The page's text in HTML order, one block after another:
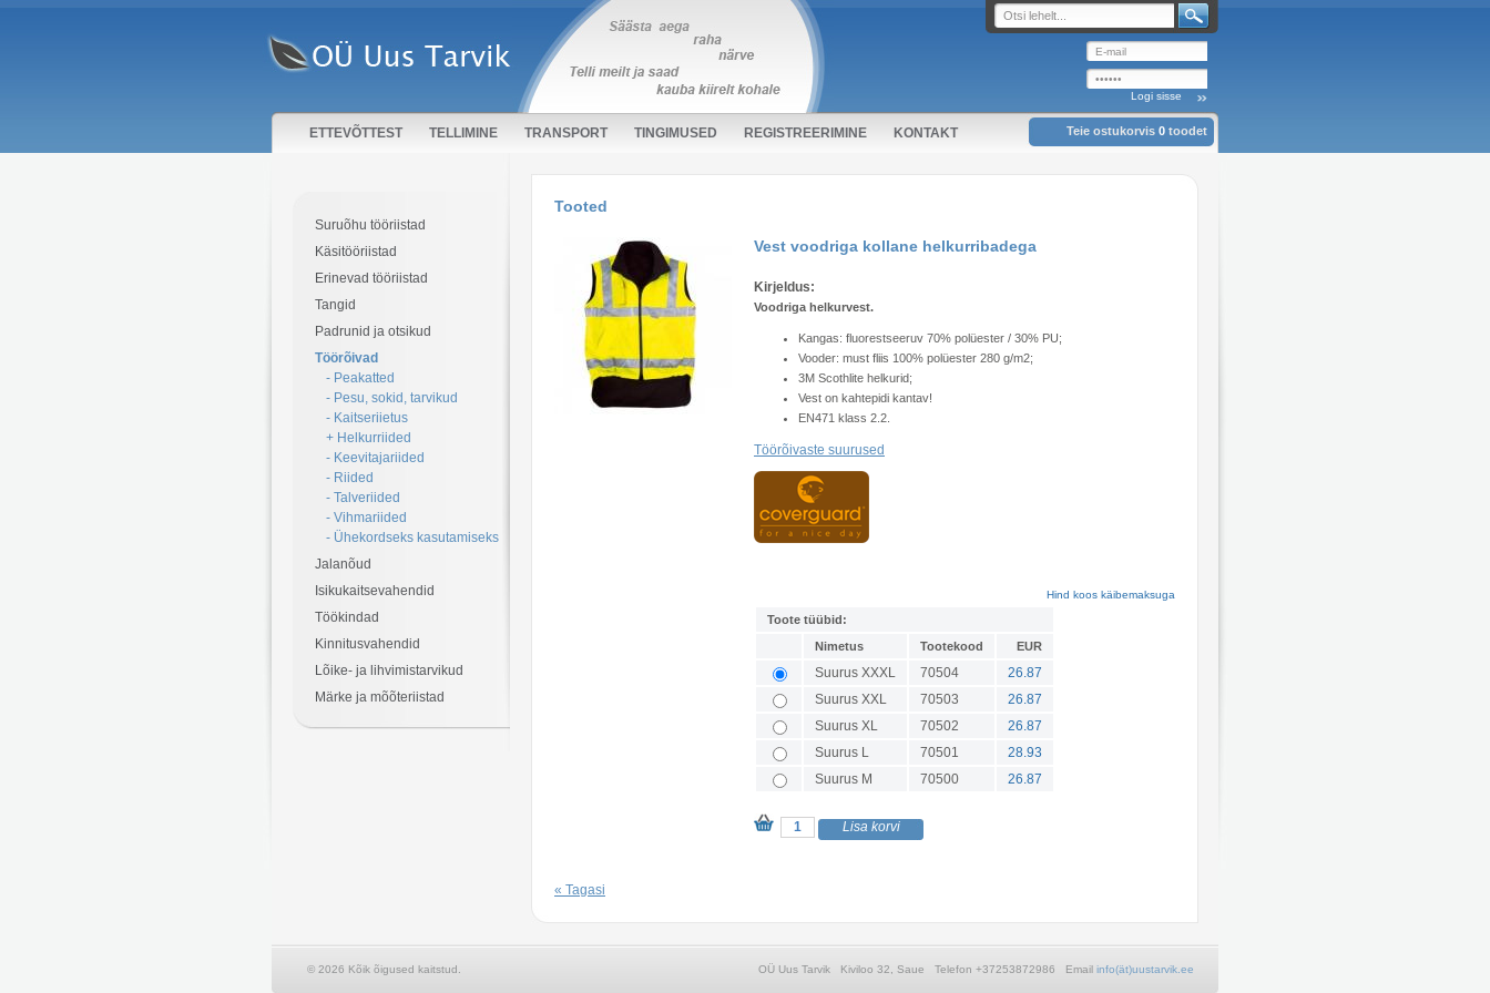
ETTEVÕTTEST TELLIMINE TRANSPORT TINGIMUSED REGISTREERIMINE KONTAKT Teie ostukorvis 0 toodet
Suruõhu tööriistad
Käsitööriistad
Erinevad tööriistad
Tangid
Padrunid ja otsikud
Töörõivad
- Peakatted
- Pesu, sokid, tarvikud
- Kaitseriietus
+ Helkurriided
- Keevitajariided
- Riided
- Talveriided
- Vihmariided
- Ühekordseks kasutamiseks
Jalanõud
Isikukaitsevahendid
Töökindad
Kinnitusvahendid
Lõike- ja lihvimistarvikud
Märke ja mõõteriistad
Tooted
Vest voodriga kollane helkurribadega
Kirjeldus:
Voodriga helkurvest.
Kangas: fluorestseeruv 70% polüester / 30% PU;
Vooder: must fliis 100% polüester 280 g/m2;
3M Scothlite helkurid;
Vest on kahtepidi kantav!
EN471 klass 2.2.
Töörõivaste suurused
Hind koos käibemaksuga
Toote tüübid:
Nimetus
Tootekood EUR
Suurus XXXL 70504
26.87
Suurus XXL
70503
26.87
Suurus XL
70502
26.87
Suurus L
70501
28.93
Suurus M
70500 26.87
« Tagasi
© 2026 Kõik õigused kaitstud. OÜ Uus Tarvik Kiviloo 32, Saue Telefon +37253872986 Email info(ät)uustarvik.ee